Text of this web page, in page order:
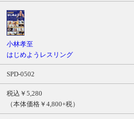
小林孝至
はじめようレスリング
SPD-0502
税込￥5,280
（本体価格￥4,800+税）